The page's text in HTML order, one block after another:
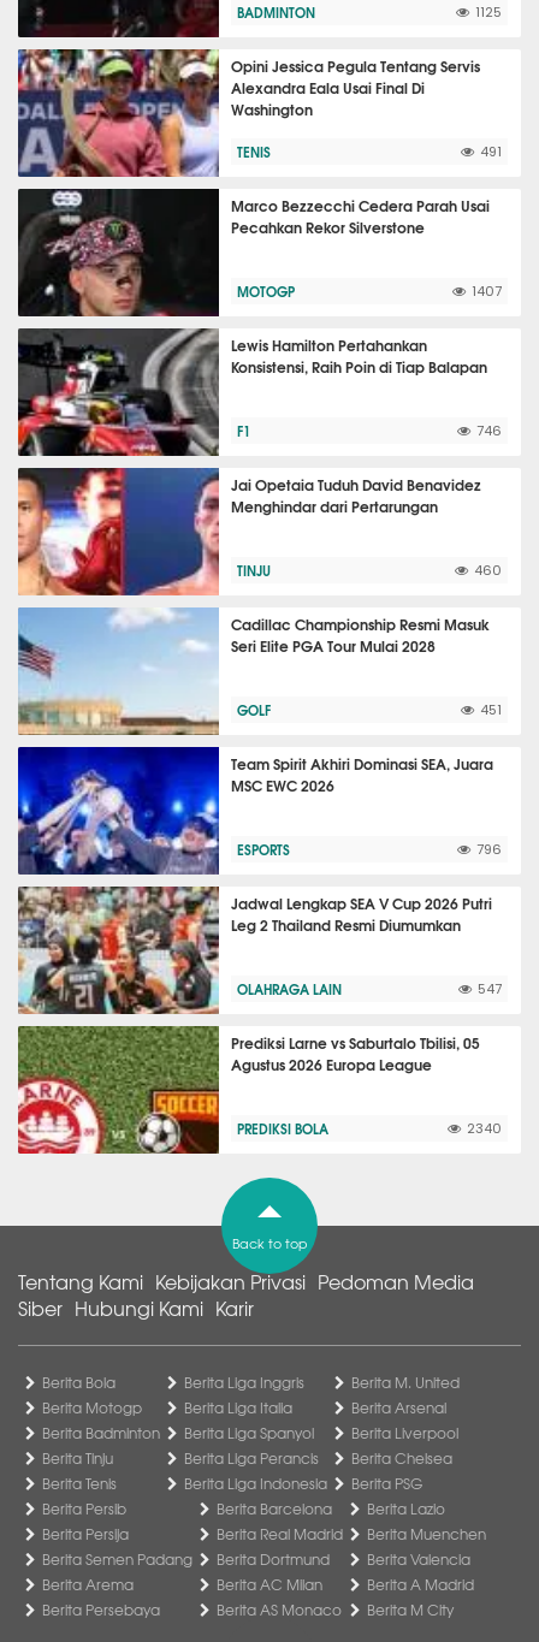
BADMINTON 1125
Opini Jessica Pegula Tentang Servis
Alexandra Eala Usai Final Di
Washington
TENIS 491
Marco Bezzecchi Cedera Parah Usai
Pecahkan Rekor Silverstone
MOTOGP 1407
Lewis Hamilton Pertahankan
Konsistensi, Raih Poin di Tiap Balapan
F1 746
Jai Opetaia Tuduh David Benavidez
Menghindar dari Pertarungan
TINJU 460
Cadillac Championship Resmi Masuk
Seri Elite PGA Tour Mulai 2028
GOLF 451
Team Spirit Akhiri Dominasi SEA, Juara
MSC EWC 2026
ESPORTS 796
Jadwal Lengkap SEA V Cup 2026 Putri
Leg 2 Thailand Resmi Diumumkan
OLAHRAGA LAIN 547
Prediksi Larne vs Saburtalo Tbilisi, 05
Agustus 2026 Europa League
PREDIKSI BOLA 2340
Back to top
Tentang Kami Kebijakan Privasi Pedoman Media
Siber Hubungi Kami Karir
Berita Bola
Berita Motogp
Berita Badminton
Berita Tinju
Berita Tenis
Berita Liga Inggris
Berita Liga Italia
Berita Liga Spanyol
Berita Liga Perancis
Berita Liga Indonesia
Berita M. United
Berita Arsenal
Berita Liverpool
Berita Chelsea
Berita PSG
Berita Persib
Berita Persija
Berita Semen Padang
Berita Arema
Berita Persebaya
Berita Barcelona
Berita Real Madrid
Berita Dortmund
Berita AC Milan
Berita AS Monaco
Berita Lazio
Berita Muenchen
Berita Valencia
Berita A Madrid
Berita M City